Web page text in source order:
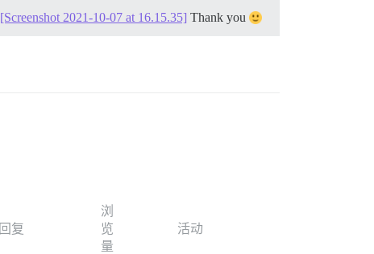
[Screenshot 2021-10-07 at 16.15.35] Thank you
回复
浏
览
量
活动